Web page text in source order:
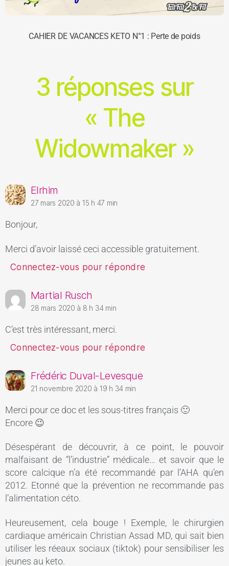
CAHIER DE VACANCES KETO N°1 : Perte de poids
3 réponses sur
« The
Widowmaker »
Elrhim
27 mars 2020 à 15 h 47 min
Bonjour,
Merci d’avoir laissé ceci accessible gratuitement.
Connectez-vous pour répondre
Martial Rusch
28 mars 2020 à 8 h 34 min
C’est très intéressant, merci.
Connectez-vous pour répondre
Frédéric Duval-Levesque
21 novembre 2020 à 19 h 34 min
Merci pour ce doc et les sous-titres français 🙂
Encore 😉
Désespérant de découvrir, à ce point, le pouvoir
malfaisant de “l’industrie” médicale… et savoir que le
score calcique n’a été recommandé par l’AHA qu’en
2012. Etonné que la prévention ne recommande pas
l’alimentation céto.
Heureusement, cela bouge ! Exemple, le chirurgien
cardiaque américain Christian Assad MD, qui sait bien
utiliser les réeaux sociaux (tiktok) pour sensibiliser les
jeunes au keto.